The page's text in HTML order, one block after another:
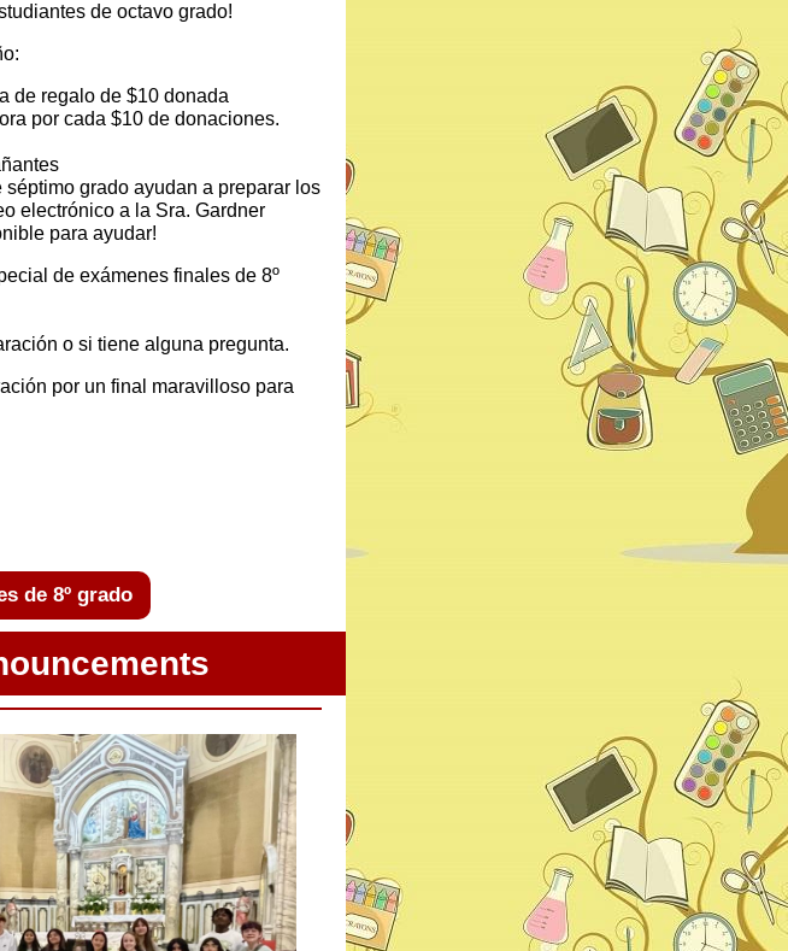
de octavo grado!
de regalo de $10 donada
por cada $10 de donaciones.
grado ayudan a preparar los
electrónico a la Sra. Gardner
para ayudar!
de exámenes finales de 8º
o si tiene alguna pregunta.
por un final maravilloso para
de 8º grado